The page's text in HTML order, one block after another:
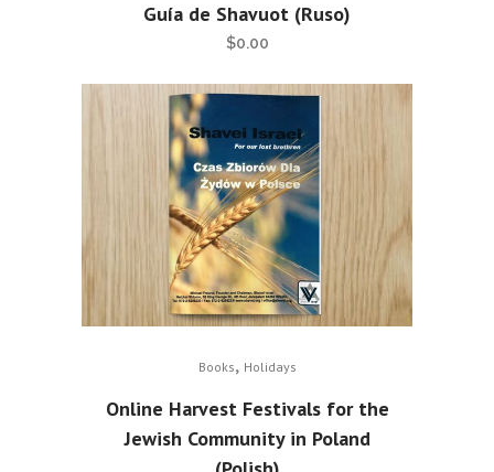
Guía de Shavuot (Ruso)
$0.00
Books, Holidays
Online Harvest Festivals for the
Jewish Community in Poland